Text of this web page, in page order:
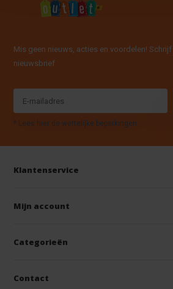
Mis geen nieuws, acties en voordelen!
nieuwsbrief
* Lees hier de wettelijke beperkingen
Klantenservice
Mijn account
Categorieën
Contact